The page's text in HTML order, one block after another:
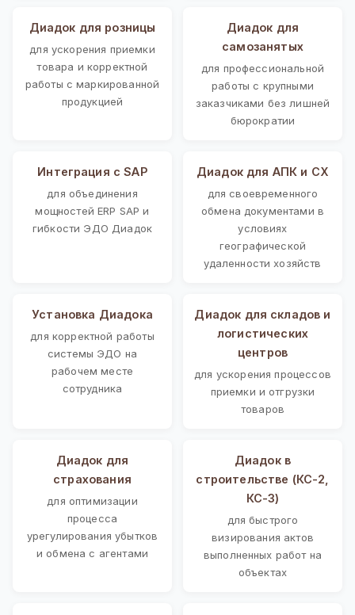
Диадок для розницы
для ускорения приемки
товара и корректной
работы с маркированной
продукцией
Диадок для
самозанятых
для профессиональной
работы с крупными
заказчиками без лишней
бюрократии
Интеграция с SAP
для объединения
мощностей ERP SAP и
гибкости ЭДО Диадок
Диадок для АПК и СХ
для своевременного
обмена документами в
условиях
географической
удаленности хозяйств
Установка Диадока
для корректной работы
системы ЭДО на
рабочем месте
сотрудника
Диадок для складов и
логистических
центров
для ускорения процессов
приемки и отгрузки
товаров
Диадок для
страхования
для оптимизации
процесса
урегулирования убытков
и обмена с агентами
Диадок в
строительстве (КС-2,
КС-3)
для быстрого
визирования актов
выполненных работ на
объектах